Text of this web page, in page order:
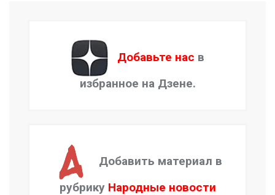
Добавьте нас в
избранное на Дзене.
Добавить материал в
рубрику Народные новости